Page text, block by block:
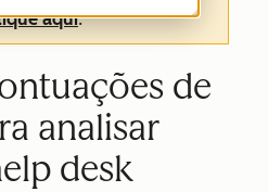
aqui.
de
analisar
desk